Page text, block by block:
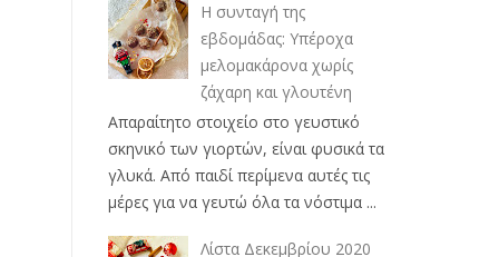
Η συνταγή της
εβδομάδας: Υπέροχα
μελομακάρονα χωρίς
ζάχαρη και γλουτένη
Απαραίτητο στοιχείο στο γευστικό
σκηνικό των γιορτών, είναι φυσικά τα
γλυκά. Από παιδί περίμενα αυτές τις
μέρες για να γευτώ όλα τα νόστιμα ...
Λίστα Δεκεμβρίου 2020